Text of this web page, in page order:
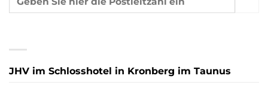
JHV im Schlosshotel in Kronberg im Taunus